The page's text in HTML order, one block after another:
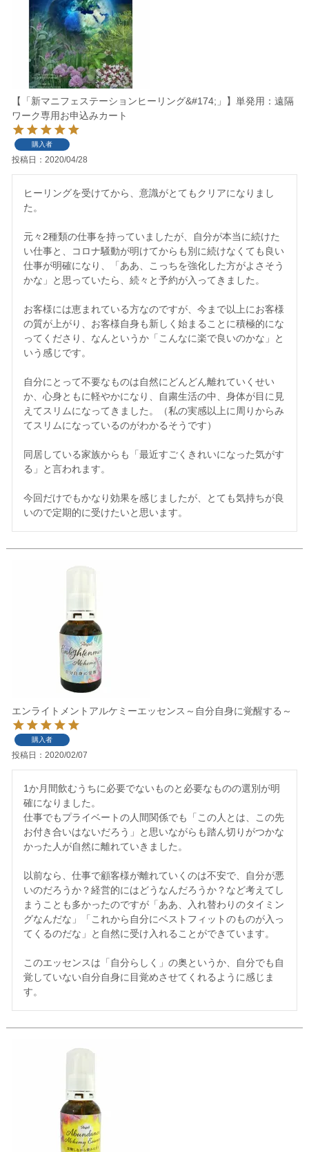
【「新マニフェステーションヒーリング&#174;」】単発用：遠隔
ワーク専用お申込みカート
購入者
投稿日 2020/04/28
ヒーリングを受けてから、意識がとてもクリアになりまし
た。
元々2種類の仕事を持っていましたが、自分が本当に続けた
い仕事と、コロナ騒動が明けてからも別に続けなくても良い
仕事が明確になり、「ああ、こっちを強化した方がよさそう
かな」と思っていたら、続々と予約が入ってきました。
お客様には恵まれている方なのですが、今まで以上にお客様
の質が上がり、お客様自身も新しく始まることに積極的にな
ってくださり、なんというか「こんなに楽で良いのかな」と
いう感じです。
自分にとって不要なものは自然にどんどん離れていくせい
か、心身ともに軽やかになり、自粛生活の中、身体が目に見
えてスリムになってきました。（私の実感以上に周りからみ
てスリムになっているのがわかるそうです）
同居している家族からも「最近すごくきれいになった気がす
る」と言われます。
今回だけでもかなり効果を感じましたが、とても気持ちが良
いので定期的に受けたいと思います。
エンライトメントアルケミーエッセンス～自分自身に覚醒する～
購入者
投稿日 2020/02/07
1か月間飲むうちに必要でないものと必要なものの選別が明
確になりました。
仕事でもプライベートの人間関係でも「この人とは、この先
お付き合いはないだろう」と思いながらも踏ん切りがつかな
かった人が自然に離れていきました。
以前なら、仕事で顧客様が離れていくのは不安で、自分が悪
いのだろうか？経営的にはどうなんだろうか？など考えてし
まうことも多かったのですが「ああ、入れ替わりのタイミン
グなんだな」「これから自分にベストフィットのものが入っ
てくるのだな」と自然に受け入れることができています。
このエッセンスは「自分らしく」の奥というか、自分でも自
覚していない自分自身に目覚めさせてくれるように感じま
す。